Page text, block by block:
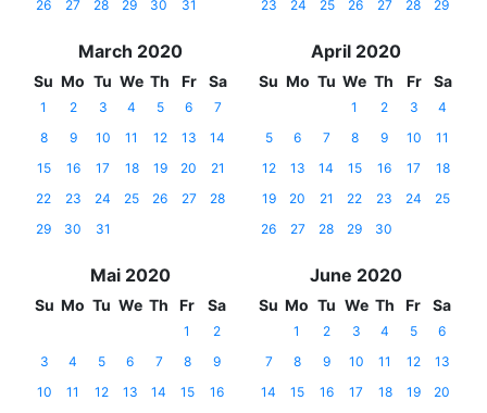
26 27 28 29 30 31 23 24 25 26 27 28 29
March 2020
Su Mo Tu We Th Fr Sa
1 2 3 4 5 6
7
8
9 10 11 12 13
14
15
16 17 18 19 20
21
22
23 24 25 26 27
28
29
30 31
April 2020
Su Mo Tu We Th Fr Sa
1 2 3
4
5
6 7 8 9 10
11
12
13 14 15 16 17
18
19
20 21 22 23 24
25
26
27 28 29 30
Mai 2020
Su Mo Tu We Th Fr Sa
1
2
3
4 5 6 7 8
9
10
11 12 13 14 15
16
June 2020
Su Mo Tu We Th Fr Sa
1 2 3 4 5
6
7
8 9 10 11 12
13
14
15 16 17 18 19
20